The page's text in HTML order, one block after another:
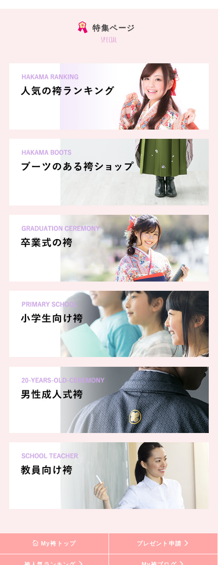
特集ページ
special
My袴トップ プレゼント申請